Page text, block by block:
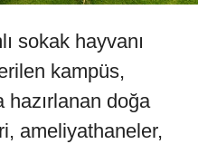
sokak hayvanı
kampüs,
hazırlanan doğa
ameliyathaneler,